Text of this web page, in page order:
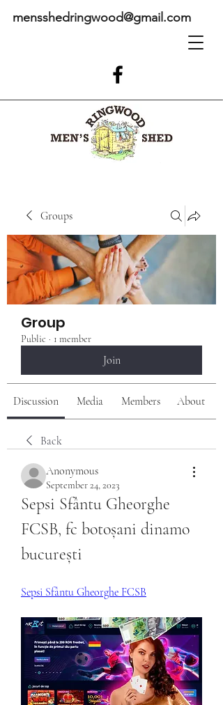
mensshedringwood@gmail.com
Groups
Group
Public · 1 member
Join
Discussion Media Members About
Back
Anonymous
September 24, 2023
Sepsi Sfântu Gheorghe
FCSB, fc botoșani dinamo
bucurești
Sepsi Sfântu Gheorghe FCSB